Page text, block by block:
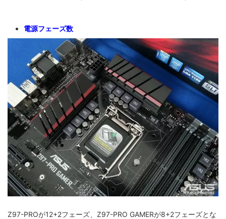
電源フェーズ数
Z97-PROが12+2フェーズ、Z97-PRO GAMERが8+2フェーズとな